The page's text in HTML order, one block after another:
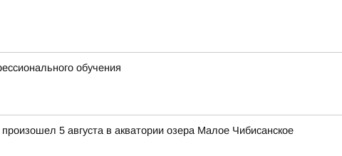
обучения
5 августа в акватории озера Малое Чибисанское